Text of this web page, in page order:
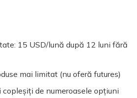
15 USD/lună după 12 luni fără
mai limitat (nu oferă futures)
de numeroasele opțiuni